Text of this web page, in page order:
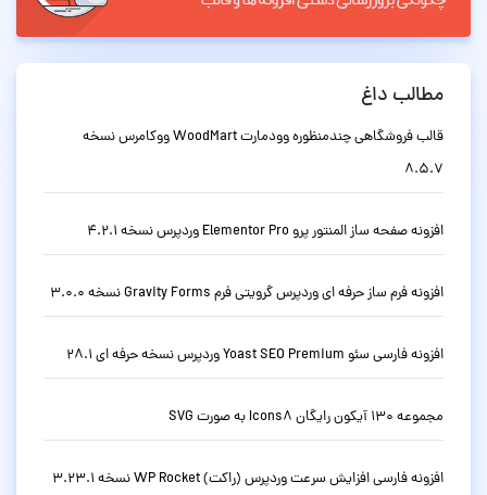
مطالب داغ
قالب فروشگاهی چندمنظوره وودمارت WoodMart ووکامرس نسخه
8.5.7
افزونه صفحه ساز المنتور پرو Elementor Pro وردپرس نسخه 4.2.1
افزونه فرم ساز حرفه ای وردپرس گرویتی فرم Gravity Forms نسخه 3.0.0
افزونه فارسی سئو Yoast SEO Premium وردپرس نسخه حرفه ای 28.1
مجموعه 130 آیکون رایگان Icons8 به صورت SVG
افزونه فارسی افزایش سرعت وردپرس (راکت) WP Rocket نسخه 3.23.1